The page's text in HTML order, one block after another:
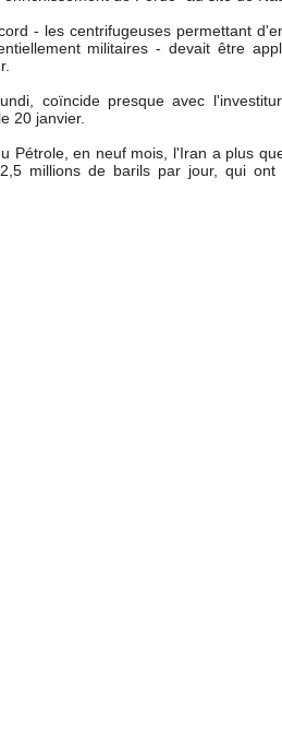
- les centrifugeuses permettant
militaires - devait être
coïncide presque avec
20 janvier.
Pétrole, en neuf mois, l'Iran a plus
millions de barils par jour, qui